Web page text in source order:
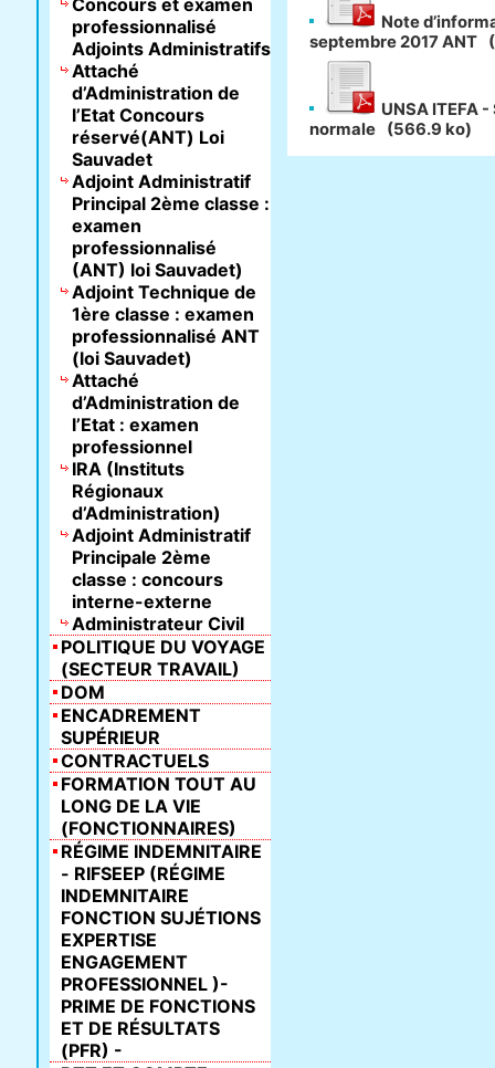
Note
septembre 2017 ANT
UNSA ITEFA
normale
(566.9 ko)
Concours et examen
professionnalisé
Adjoints Administratifs
Attaché
d’Administration de
l’Etat Concours
réservé(ANT) Loi
Sauvadet
Adjoint Administratif
Principal 2ème classe :
examen
professionnalisé
(ANT) loi Sauvadet)
Adjoint Technique de
1ère classe : examen
professionnalisé ANT
(loi Sauvadet)
Attaché
d’Administration de
l’Etat : examen
professionnel
IRA (Instituts
Régionaux
d’Administration)
Adjoint Administratif
Principale 2ème
classe : concours
interne-externe
Administrateur Civil
POLITIQUE DU VOYAGE
(SECTEUR TRAVAIL)
DOM
ENCADREMENT
SUPÉRIEUR
CONTRACTUELS
FORMATION TOUT AU
LONG DE LA VIE
(FONCTIONNAIRES)
RÉGIME INDEMNITAIRE
- RIFSEEP (RÉGIME
INDEMNITAIRE
FONCTION SUJÉTIONS
EXPERTISE
ENGAGEMENT
PROFESSIONNEL )-
PRIME DE FONCTIONS
ET DE RÉSULTATS
(PFR) -